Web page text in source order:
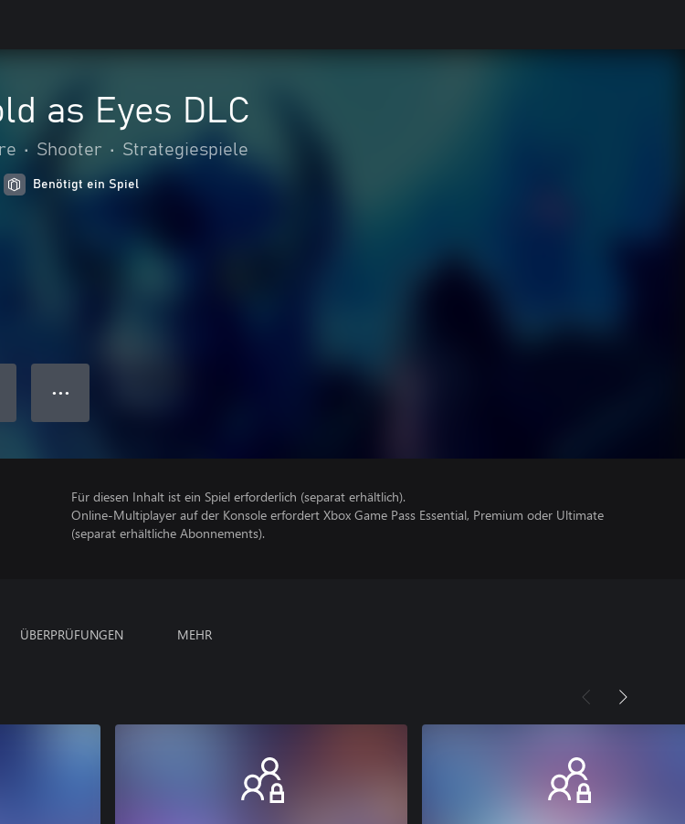
as Eyes DLC
• Shooter • Strategiespiele
Benötigt ein Spiel
● ● ●
Für diesen Inhalt ist ein Spiel erforderlich (separat erhältlich).
Online-Multiplayer auf der Konsole erfordert Xbox Game Pass Essential, Premium oder Ultimate
(separat erhältliche Abonnements).
ÜBERPRÜFUNGEN MEHR